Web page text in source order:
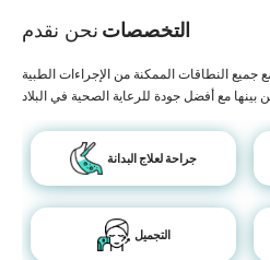
التخصصات نحن نقدم
جميع النطاقات الممكنة من الإجراءات الطبية
جراحة لعلاج البدانة
التجميل